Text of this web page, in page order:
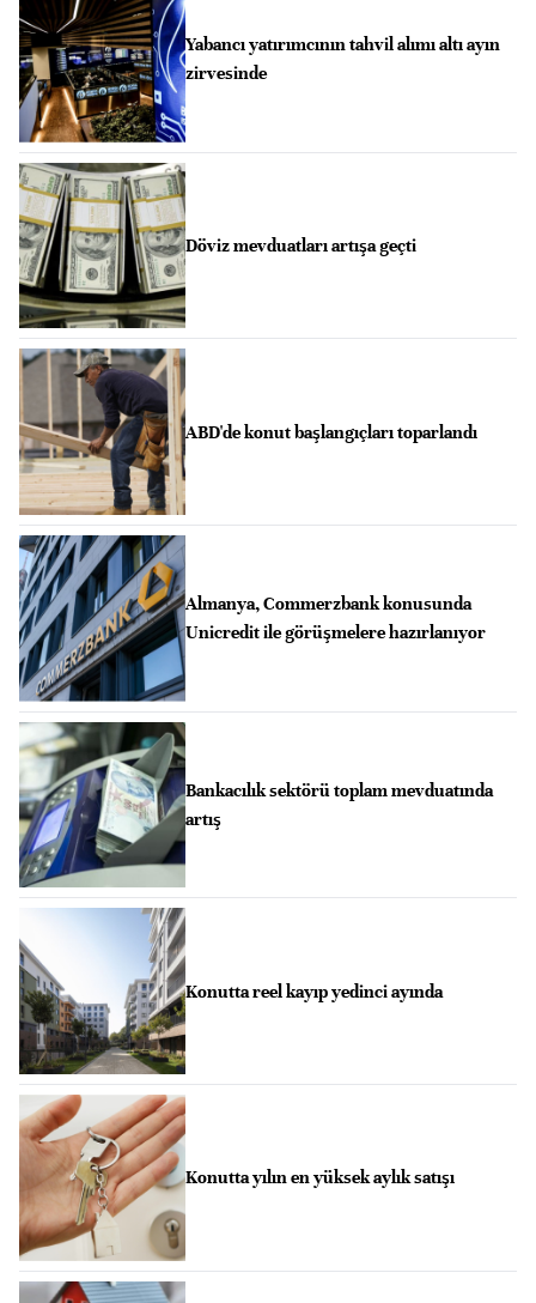
Yabancı yatırımcının tahvil alımı altı ayın
zirvesinde
Döviz mevduatları artışa geçti
ABD'de konut başlangıçları toparlandı
Almanya, Commerzbank konusunda
Unicredit ile görüşmelere hazırlanıyor
Bankacılık sektörü toplam mevduatında
artış
Konutta reel kayıp yedinci ayında
Konutta yılın en yüksek aylık satışı